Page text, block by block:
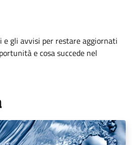
e gli avvisi per restare aggiornati
e cosa succede nel